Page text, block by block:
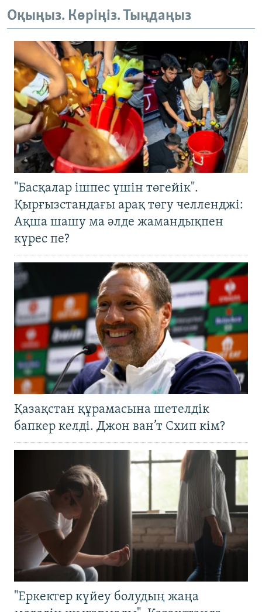
Оқыңыз. Көріңіз. Тыңдаңыз
"Басқалар ішпес үшін төгейік".
Қырғызстандағы арақ төгу челленджі:
Ақша шашу ма әлде жамандықпен
күрес пе?
Қазақстан құрамасына шетелдік
бапкер келді. Джон ван’т Схип кім?
"Еркектер күйеу болудың жаңа